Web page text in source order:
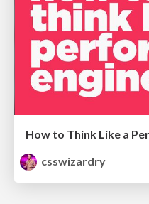
How to Think Like a
csswizardry